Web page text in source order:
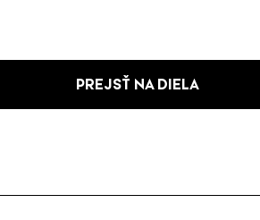
PREJSŤ NA DIELA